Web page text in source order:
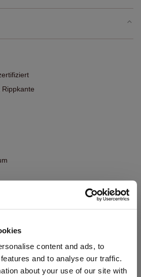
content and ads, to
and to analyse our traffic.
about your use of our site with
is nahtlos gestrickt
cashmere von Niederlande (€) aus.
aktualisieren?